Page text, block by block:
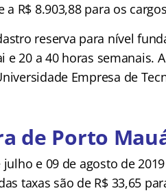
R$ 8.903,88 para os
reserva para nível
20 a 40 horas semanais.
Empresa de
de Porto
e 09 de agosto de
taxas são de R$ 33,65